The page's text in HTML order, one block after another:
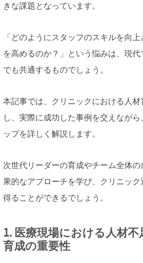
きな課題となっています。
「どのようにスタッフのスキルを向
を高めるのか？」という悩みは、現
でも共通するものでしょう。
本記事では、クリニックにおける人材
し、実際に成功した事例を交えなが
ップを詳しく解説します。
次世代リーダーの育成やチーム全体
果的なアプローチを学び、クリニッ
得ることができるでしょう。
1. 医療現場における人材
育成の重要性